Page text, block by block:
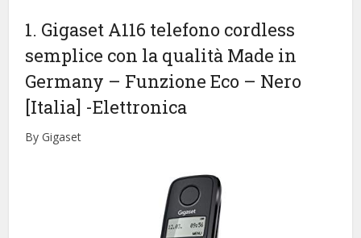
1. Gigaset A116 telefono cordless
semplice con la qualità Made in
Germany – Funzione Eco – Nero
[Italia] -Elettronica
By Gigaset